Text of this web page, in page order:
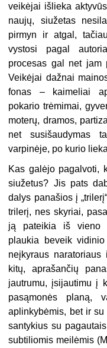
veikėjai išlieka
naujų, siužetas
pirmyn ir atgal,
vystosi pagal
procesas gal net jam
Veikėjai dažnai
fonas – kaimeliai
pokario trėmimai,
moterų, dramos,
net susišaudymas
varpinėje, po kurio
Kas galėjo pagalvoti,
siužetus? Jis pats
dalys panašios į
trilerį, nes skyriai,
ją pateikia iš vieno
plaukia beveik
neįkyraus
kitų, aprašančių
jautrumu, įsijautimu į
pasąmonės planą,
aplinkybėmis, bet ir
santykius su
subtiliomis meilėmis